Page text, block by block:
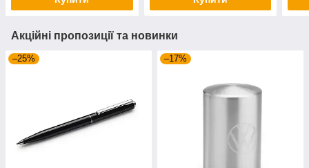
Акційні пропозиції та новинки
–25% –17%